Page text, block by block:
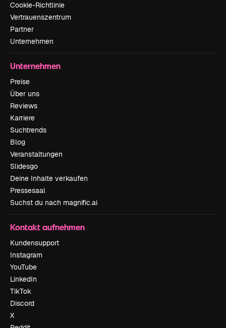
Cookie-Richtlinie
Vertrauenszentrum
Partner
Unternehmen
Unternehmen
Preise
Über uns
Reviews
Karriere
Suchtrends
Blog
Veranstaltungen
Slidesgo
Deine Inhalte verkaufen
Pressesaal
Suchst du nach magnific.ai
Kontakt aufnehmen
Kundensupport
Instagram
YouTube
LinkedIn
TikTok
Discord
X